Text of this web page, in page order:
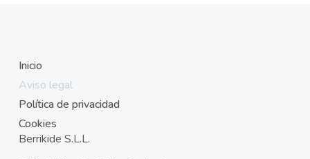
Inicio
Aviso legal
Política de privacidad
Cookies
Berrikide S.L.L.